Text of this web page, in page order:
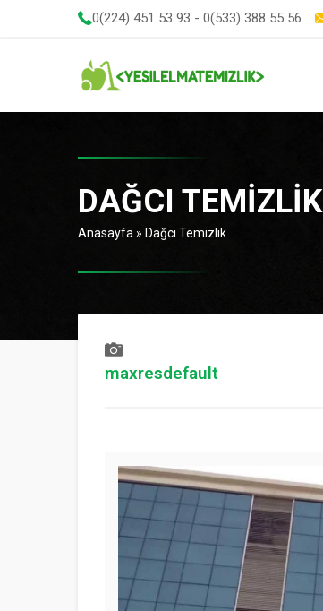
0(224) 451 53 93 - 0(533) 388 55 56
DAĞCI TEMIZLIK
Anasayfa » Dağcı Temizlik
maxresdefault